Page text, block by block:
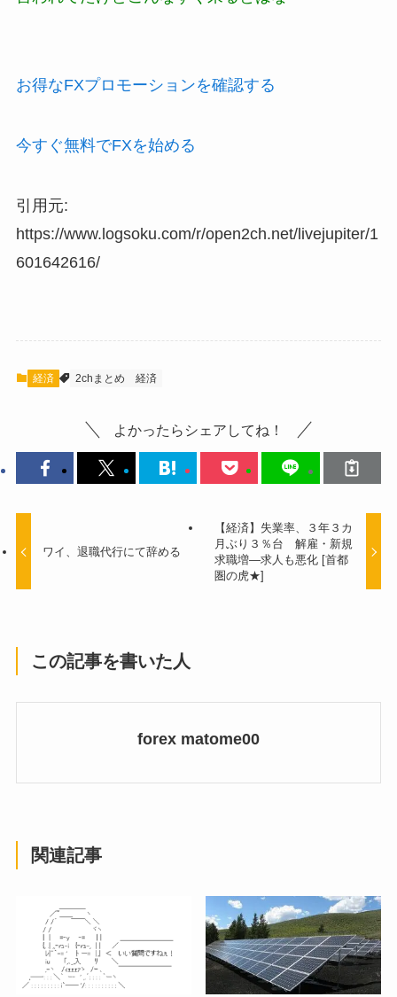
お得なFXプロモーションを確認する
今すぐ無料でFXを始める
引用元:
https://www.logsoku.com/r/open2ch.net/livejupiter/1
601642616/
経済 2chまとめ 経済
よかったらシェアしてね！
ワイ、退職代行にて辞める
【経済】失業率、３年３カ
月ぶり３％台 解雇・新規
求職増―求人も悪化 [首都
圏の虎★]
この記事を書いた人
forex matome00
関連記事